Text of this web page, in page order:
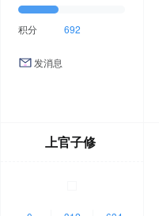
积分 692
发消息
上官子修